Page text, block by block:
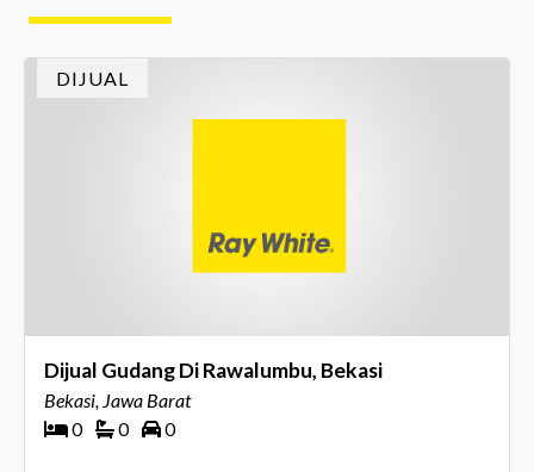
DIJUAL
Dijual Gudang Di Rawalumbu, Bekasi
Bekasi, Jawa Barat
0
0 0